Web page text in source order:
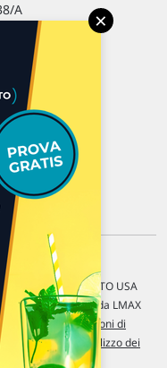
A
15 min. / MERCATO USA
Quotazioni fornite da LMAX
nostre Condizioni di
privacye dell' Utilizzo dei
×